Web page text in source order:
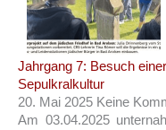
Jahrgang 7: Besuch
Sepulkralkultur
20. Mai 2025 Keine
Am 03.04.2025